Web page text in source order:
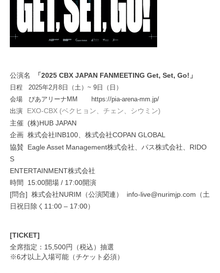
公演名 「2025 CBX JAPAN FANMEETING Get, Set, Go!」
日程 2025年2月 8 日（土）~ 9日（日）
会場 ぴあアリーナ MM
https://pia-arena-mm.jp/
出演
EXO-CBX (ベクヒョン、チェン、シウミン)
主催 (株)HUB JAPAN
企画 株式会社INB100、株式会社COPAN GLOBAL
協賛 Eagle Asset Management株式会社、パス株式会社、 RIDO
S
ENTERTAINMENT株式会社
時間 15:00開場 / 17:00開演
[問合] 株式会社NURIM （公演関連） info-live@nurimjp.com （土
日祝日除く 11:00 – 17:00）
[TICKET]
全席指定： 15,500円（税込）抽選
※6才以上入場可能（チケット必須）